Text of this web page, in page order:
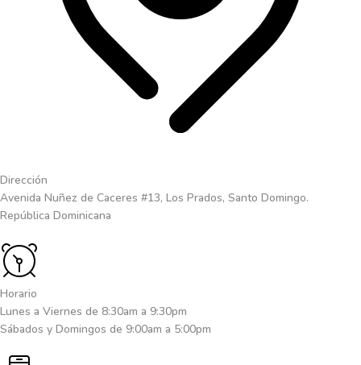
Dirección
Avenida Nuñez de Caceres #13, Los Prados, Santo Domingo.
República Dominicana
Horario
Lunes a Viernes de 8:30am a 9:30pm
Sábados y Domingos de 9:00am a 5:00pm